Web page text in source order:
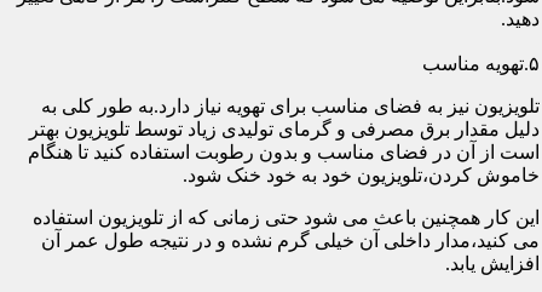
دهید.
۵.تهویه مناسب
تلویزیون نیز به فضای مناسب برای تهویه نیاز دارد.به طور کلی به
دلیل مقدار برق مصرفی و گرمای تولیدی زیاد توسط تلویزیون بهتر
است از آن در فضای مناسب و بدون رطوبت استفاده کنید تا هنگام
خاموش کردن،تلویزیون خود به خود خنک شود.
این کار همچنین باعث می شود حتی زمانی که از تلویزیون استفاده
می کنید،مدار داخلی آن خیلی گرم نشده و در نتیجه طول عمر آن
افزایش یابد.